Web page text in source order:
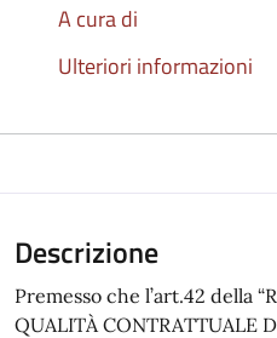
A cura di
Ulteriori informazioni
Descrizione
Premesso che l’art.42 della
QUALITÀ CONTRATTUALE